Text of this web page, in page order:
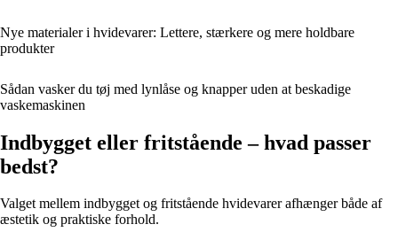
Nye materialer i hvidevarer: Lettere, stærkere og mere holdbare
produkter
Sådan vasker du tøj med lynlåse og knapper uden at beskadige
vaskemaskinen
Indbygget eller fritstående – hvad passer
bedst?
Valget mellem indbygget og fritstående hvidevarer afhænger både af
æstetik og praktiske forhold.